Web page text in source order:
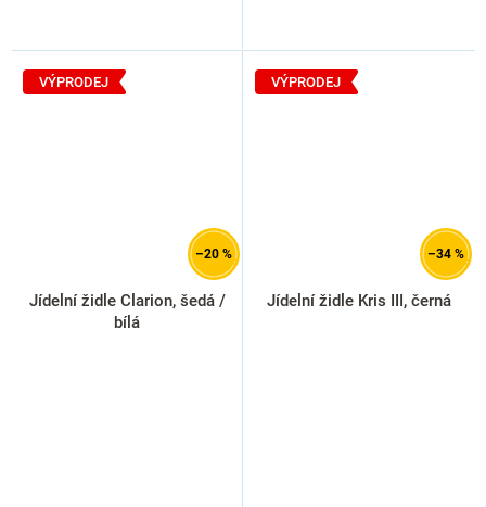
VÝPRODEJ
–20 %
Jídelní židle Clarion, šedá /
bílá
VÝPRODEJ
–34 %
Jídelní židle Kris III, černá